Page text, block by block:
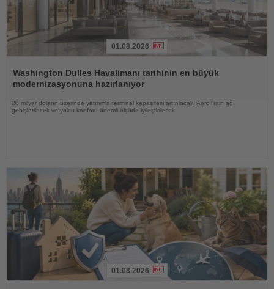
Oku
01.08.2026
Washington Dulles Havalimanı tarihinin en büyük
modernizasyonuna hazırlanıyor
20 milyar doların üzerinde yatırımla terminal kapasitesi artırılacak, AeroTrain ağı
genişletilecek ve yolcu konforu önemli ölçüde iyileştirilecek
01.08.2026